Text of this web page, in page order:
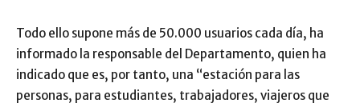
Todo ello supone más de 50.000 usuarios cada día, ha
informado la responsable del Departamento, quien ha
indicado que es, por tanto, una “estación para las
personas, para estudiantes, trabajadores, viajeros que